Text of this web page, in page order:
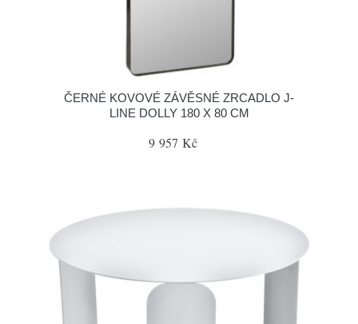
ČERNÉ KOVOVÉ ZÁVĚSNÉ ZRCADLO J-
LINE DOLLY 180 X 80 CM
9 957 Kč